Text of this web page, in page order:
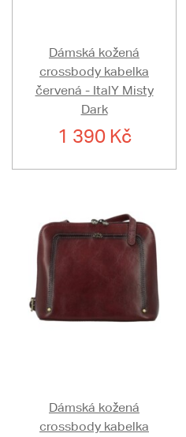
Dámská kožená
crossbody kabelka
červená - ItalY Misty
Dark
1 390 Kč
Dámská kožená
crossbody kabelka